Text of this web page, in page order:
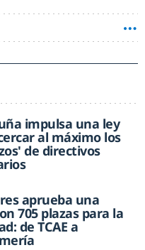
impulsa una ley
al máximo los
de directivos
aprueba una
705 plazas para la
de TCAE a